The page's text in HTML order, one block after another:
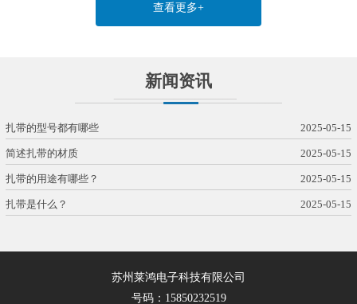
查看更多+
新闻资讯
扎带的型号都有哪些 2025-05-15
简述扎带的材质 2025-05-15
扎带的用途有哪些？ 2025-05-15
扎带是什么？ 2025-05-15
苏州莱鸿电子科技有限公司
号码：15850232519